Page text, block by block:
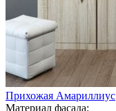
Прихожая Амариллиус
Материал фасада: